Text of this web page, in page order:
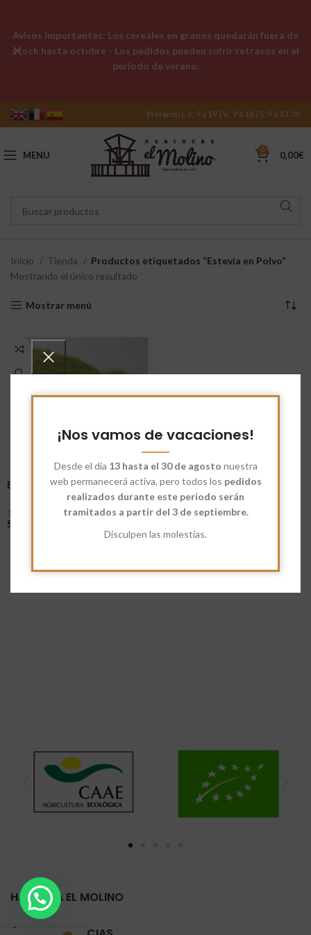
¡Nos vamos de vacaciones!
Desde el día 13 hasta el 30 de agosto nuestra
web permanecerá activa, pero todos los pedidos
realizados durante este periodo serán
tramitados a partir del 3 de septiembre.
Disculpen las molestias.
Horario: L-J: 9 a 19 | V: 9 a 18 | S: 9 a 13:30
MENU 0 0,00€
Inicio Tienda
Productos etiquetados “Estevia en Polvo”
Mostrando el único resultado
Mostrar menú
Estevia en Polvo Ecológica
13,00 50,25€
Seleccionar Opciones
HARINERA EL MOLINO
Avisos importantes: Los cereales en granos quedarán fuera de
stock hasta octubre - Los pedidos pueden sufrir retrasos en el
período de verano.